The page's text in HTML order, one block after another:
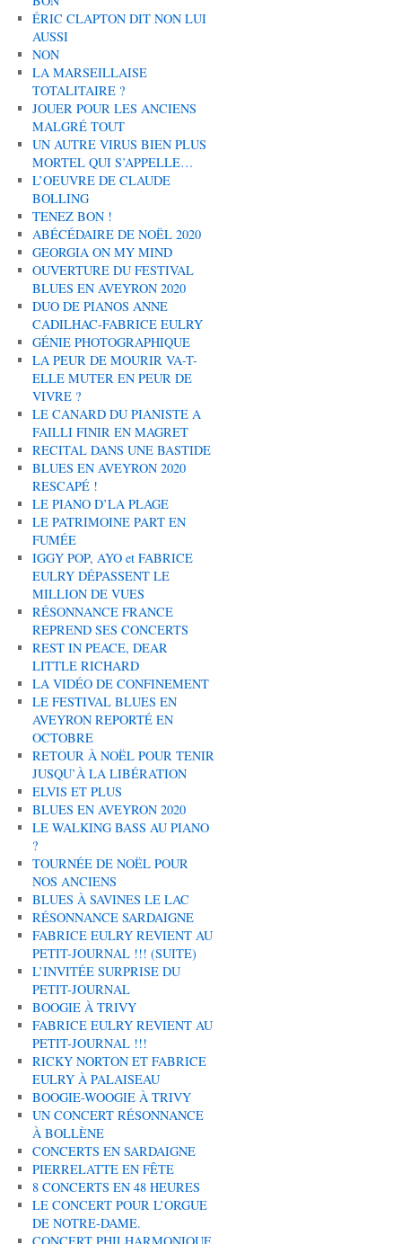
ÉRIC CLAPTON DIT NON LUI
AUSSI
NON
LA MARSEILLAISE
TOTALITAIRE ?
JOUER POUR LES ANCIENS
MALGRÉ TOUT
UN AUTRE VIRUS BIEN PLUS
MORTEL QUI S’APPELLE…
L’OEUVRE DE CLAUDE
BOLLING
TENEZ BON !
ABÉCÉDAIRE DE NOËL 2020
GEORGIA ON MY MIND
OUVERTURE DU FESTIVAL
BLUES EN AVEYRON 2020
DUO DE PIANOS ANNE
CADILHAC-FABRICE EULRY
GÉNIE PHOTOGRAPHIQUE
LA PEUR DE MOURIR VA-T-
ELLE MUTER EN PEUR DE
VIVRE ?
LE CANARD DU PIANISTE A
FAILLI FINIR EN MAGRET
RECITAL DANS UNE BASTIDE
BLUES EN AVEYRON 2020
RESCAPÉ !
LE PIANO D’LA PLAGE
LE PATRIMOINE PART EN
FUMÉE
IGGY POP, AYO et FABRICE
EULRY DÉPASSENT LE
MILLION DE VUES
RÉSONNANCE FRANCE
REPREND SES CONCERTS
REST IN PEACE, DEAR
LITTLE RICHARD
LA VIDÉO DE CONFINEMENT
LE FESTIVAL BLUES EN
AVEYRON REPORTÉ EN
OCTOBRE
RETOUR À NOËL POUR TENIR
JUSQU’À LA LIBÉRATION
ELVIS ET PLUS
BLUES EN AVEYRON 2020
LE WALKING BASS AU PIANO
?
TOURNÉE DE NOËL POUR
NOS ANCIENS
BLUES À SAVINES LE LAC
RÉSONNANCE SARDAIGNE
FABRICE EULRY REVIENT AU
PETIT-JOURNAL !!! (SUITE)
L’INVITÉE SURPRISE DU
PETIT-JOURNAL
BOOGIE À TRIVY
FABRICE EULRY REVIENT AU
PETIT-JOURNAL !!!
RICKY NORTON ET FABRICE
EULRY À PALAISEAU
BOOGIE-WOOGIE À TRIVY
UN CONCERT RÉSONNANCE
À BOLLÈNE
CONCERTS EN SARDAIGNE
PIERRELATTE EN FÊTE
8 CONCERTS EN 48 HEURES
LE CONCERT POUR L’ORGUE
DE NOTRE-DAME.